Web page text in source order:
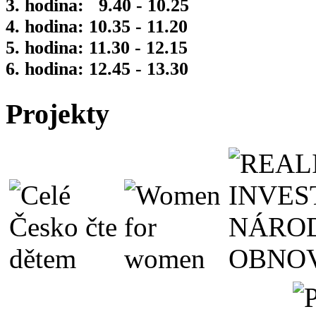
3. hodina: 9.40 - 10.25
4. hodina: 10.35 - 11.20
5. hodina: 11.30 - 12.15
6. hodina: 12.45 - 13.30
Projekty